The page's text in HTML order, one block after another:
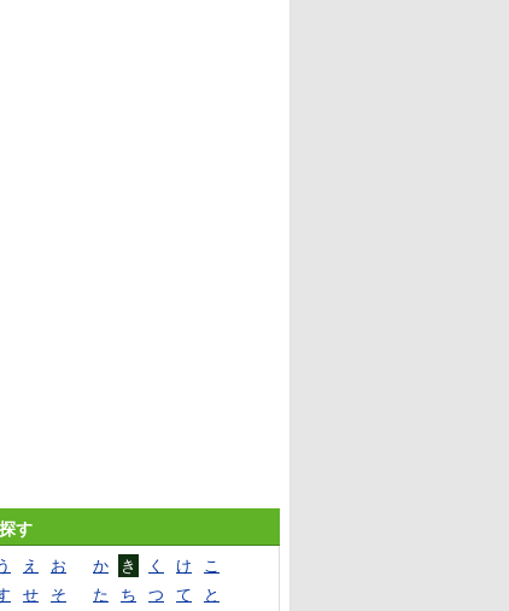
す
え お か き く け
こ
せ そ た ち つ て
と